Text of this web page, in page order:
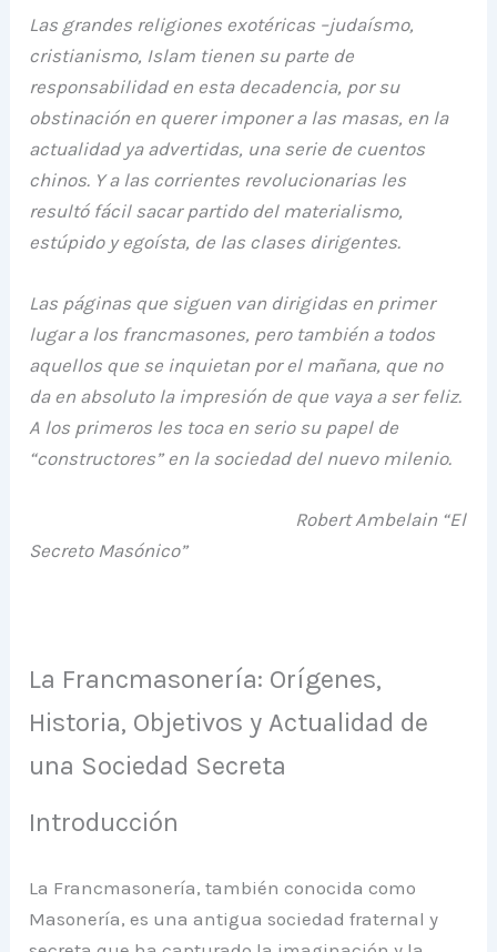
Las grandes religiones exotéricas –judaísmo,
cristianismo, Islam tienen su parte de
responsabilidad en esta decadencia, por su
obstinación en querer imponer a las masas, en la
actualidad ya advertidas, una serie de cuentos
chinos. Y a las corrientes revolucionarias les
resultó fácil sacar partido del materialismo,
estúpido y egoísta, de las clases dirigentes.
Las páginas que siguen van dirigidas en primer
lugar a los francmasones, pero también a todos
aquellos que se inquietan por el mañana, que no
da en absoluto la impresión de que vaya a ser feliz.
A los primeros les toca en serio su papel de
“constructores” en la sociedad del nuevo milenio.
Robert Ambelain “El
Secreto Masónico”
La Francmasonería: Orígenes,
Historia, Objetivos y Actualidad de
una Sociedad Secreta
Introducción
La Francmasonería, también conocida como
Masonería, es una antigua sociedad fraternal y